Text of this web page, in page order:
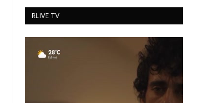
RLIVE TV